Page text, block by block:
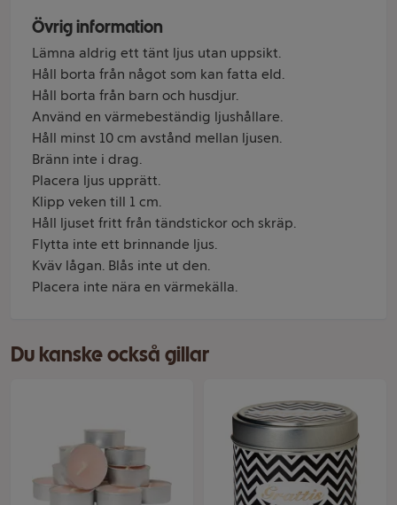
Övrig information
Lämna aldrig ett tänt ljus utan uppsikt.
Håll borta från något som kan fatta eld.
Håll borta från barn och husdjur.
Använd en värmebeständig ljushållare.
Håll minst 10 cm avstånd mellan ljusen.
Bränn inte i drag.
Placera ljus upprätt.
Klipp veken till 1 cm.
Håll ljuset fritt från tändstickor och skräp.
Flytta inte ett brinnande ljus.
Kväv lågan. Blås inte ut den.
Placera inte nära en värmekälla.
Du kanske också gillar